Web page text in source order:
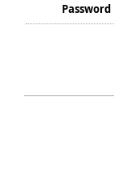
Password